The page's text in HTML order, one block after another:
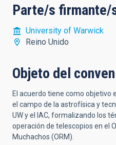
Parte/s firmante/
University of Warwick
Reino Unido
Objeto del
El acuerdo tiene como objetivo
el campo de la astrofísica y
UW y el IAC, formalizando los
operación de telescopios en el
Muchachos (ORM).